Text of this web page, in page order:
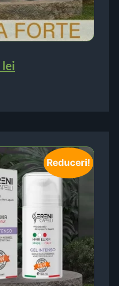
lei
Reduceri!